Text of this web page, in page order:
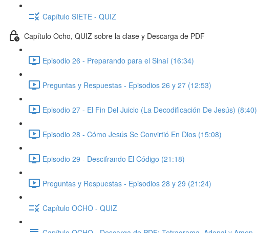
Capítulo SIETE - QUIZ
Capítulo Ocho, QUIZ sobre la clase y Descarga de PDF
Episodio 26 - Preparando para el Sinaí (16:34)
Preguntas y Respuestas - Episodios 26 y 27 (12:53)
Episodio 27 - El Fin Del Juicio (La Decodificación De Jesús) (8:40)
Episodio 28 - Cómo Jesús Se Convirtió En Dios (15:08)
Episodio 29 - Descifrando El Código (21:18)
Preguntas y Respuestas - Episodios 28 y 29 (21:24)
Capítulo OCHO - QUIZ